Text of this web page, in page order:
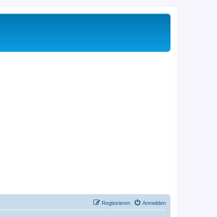
Anmelden
Registrieren